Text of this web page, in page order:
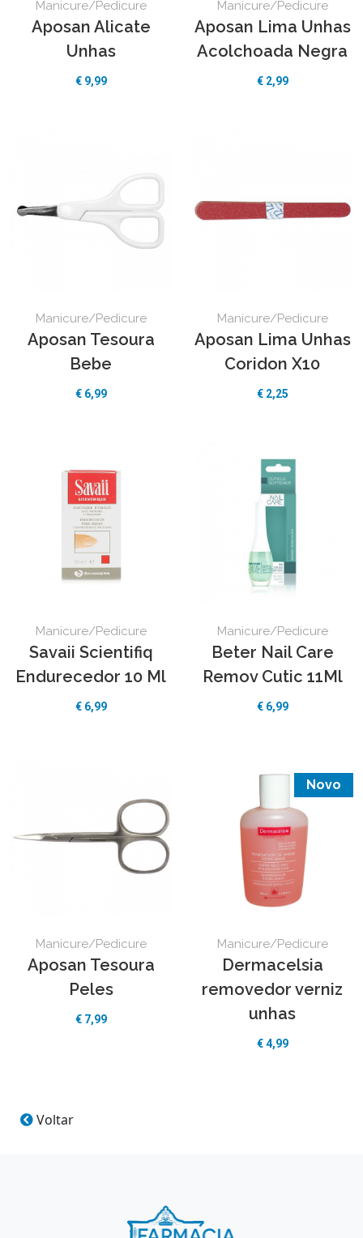
Manicure/Pedicure
Aposan Alicate
Unhas
€ 9,99
Manicure/Pedicure
Aposan Lima Unhas
Acolchoada Negra
€ 2,99
Manicure/Pedicure
Aposan Tesoura
Bebe
€ 6,99
Manicure/Pedicure
Aposan Lima Unhas
Coridon X10
€ 2,25
Manicure/Pedicure
Savaii Scientifiq
Endurecedor 10 Ml
€ 6,99
Manicure/Pedicure
Beter Nail Care
Remov Cutic 11Ml
€ 6,99
Manicure/Pedicure
Aposan Tesoura
Peles
€ 7,99
Novo
Manicure/Pedicure
Dermacelsia
removedor verniz
unhas
€4,99
Voltar